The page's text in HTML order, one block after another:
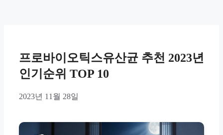
프로바이오틱스유산균 추천 2023년
인기순위 TOP 10
2023년 11월 28일